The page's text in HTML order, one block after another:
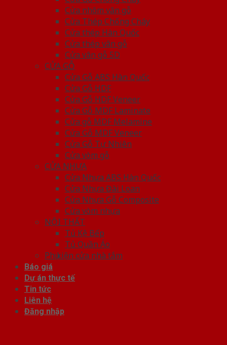
Cửa nhôm vân gỗ
Cửa Thép Chống Cháy
Cửa thép Hàn Quốc
Cửa thép vân gỗ
Cửa vân gỗ 5D
CỬA GỖ
Cửa Gỗ ABS Hàn Quốc
Cửa Gỗ HDF
Cửa Gỗ HDF Veneer
Cửa Gỗ MDF Laminate
Cửa gỗ MDF Melamine
Cửa Gỗ MDF Veneer
Cửa Gỗ Tự Nhiên
Cửa vòm gỗ
CỬA NHỰA
Cửa Nhựa ABS Hàn Quốc
Cửa Nhựa Đài Loan
Cửa Nhựa Gỗ Composite
Cửa vòm nhựa
NỘI THẤT
Tủ Kệ Bếp
Tủ Quần Áo
Phụ kiện cửa nhà tắm
Báo giá
Dự án thực tế
Tin tức
Liên hệ
Đăng nhập